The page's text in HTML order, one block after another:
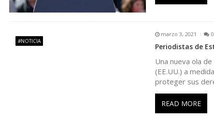
ó
n#NOTICIA
marzo 3, 2021 0
Periodistas de
Una nueva ola
(EE.UU.) a
proteger sus
READ MORE